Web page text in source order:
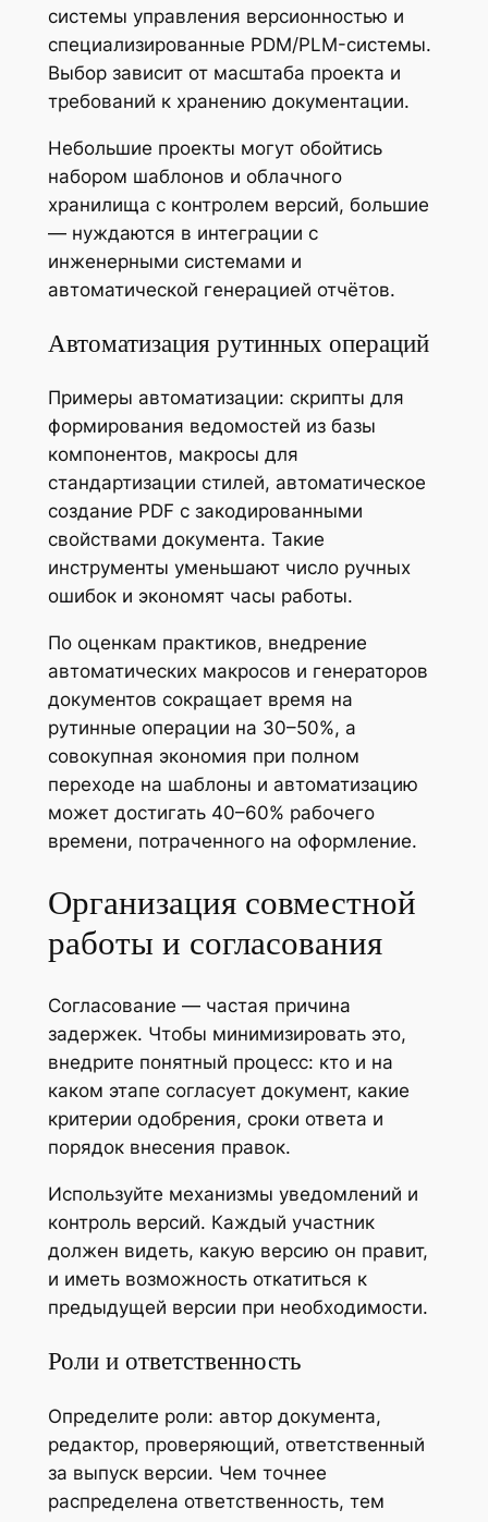
системы управления версионностью и
специализированные PDM/PLM-системы.
Выбор зависит от масштаба проекта и
требований к хранению документации.
Небольшие проекты могут обойтись
набором шаблонов и облачного
хранилища с контролем версий, большие
— нуждаются в интеграции с
инженерными системами и
автоматической генерацией отчётов.
Автоматизация рутинных операций
Примеры автоматизации: скрипты для
формирования ведомостей из базы
компонентов, макросы для
стандартизации стилей, автоматическое
создание PDF с закодированными
свойствами документа. Такие
инструменты уменьшают число ручных
ошибок и экономят часы работы.
По оценкам практиков, внедрение
автоматических макросов и генераторов
документов сокращает время на
рутинные операции на 30–50%, а
совокупная экономия при полном
переходе на шаблоны и автоматизацию
может достигать 40–60% рабочего
времени, потраченного на оформление.
Организация совместной
работы и согласования
Согласование — частая причина
задержек. Чтобы минимизировать это,
внедрите понятный процесс: кто и на
каком этапе согласует документ, какие
критерии одобрения, сроки ответа и
порядок внесения правок.
Используйте механизмы уведомлений и
контроль версий. Каждый участник
должен видеть, какую версию он правит,
и иметь возможность откатиться к
предыдущей версии при необходимости.
Роли и ответственность
Определите роли: автор документа,
редактор, проверяющий, ответственный
за выпуск версии. Чем точнее
распределена ответственность, тем